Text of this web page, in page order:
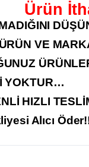
Ürün
VE
YOKTUR…
HIZLI
Alıcı